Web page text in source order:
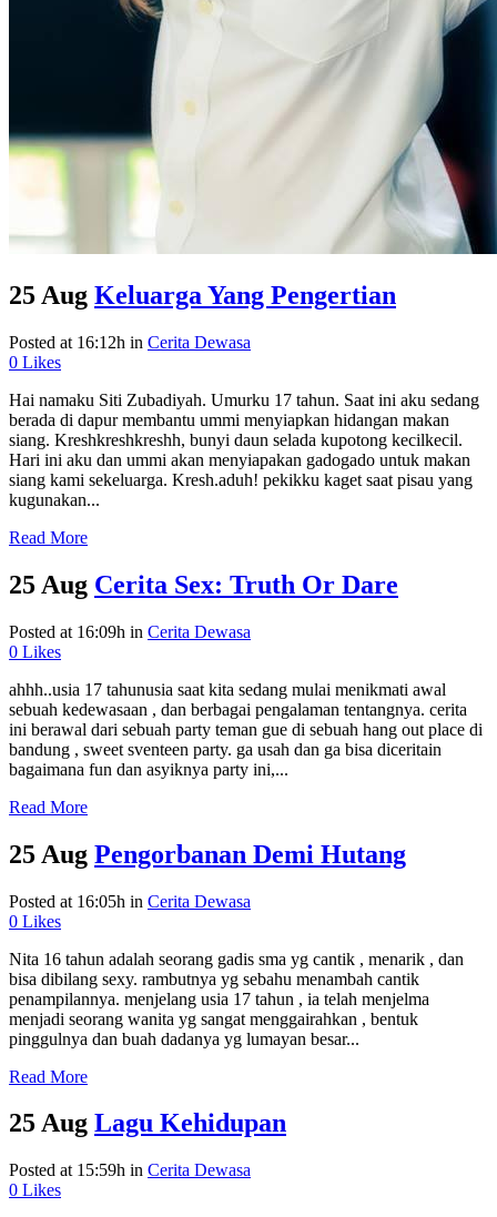
25 Aug Keluarga Yang Pengertian
Posted at 16:12h in Cerita Dewasa
0 Likes
Hai namaku Siti Zubadiyah. Umurku 17 tahun. Saat ini aku sedang
berada di dapur membantu ummi menyiapkan hidangan makan
siang. Kreshkreshkreshh, bunyi daun selada kupotong kecilkecil.
Hari ini aku dan ummi akan menyiapakan gadogado untuk makan
siang kami sekeluarga. Kresh.aduh! pekikku kaget saat pisau yang
kugunakan...
Read More
25 Aug Cerita Sex: Truth Or Dare
Posted at 16:09h in Cerita Dewasa
0 Likes
ahhh..usia 17 tahunusia saat kita sedang mulai menikmati awal
sebuah kedewasaan , dan berbagai pengalaman tentangnya. cerita
ini berawal dari sebuah party teman gue di sebuah hang out place di
bandung , sweet sventeen party. ga usah dan ga bisa diceritain
bagaimana fun dan asyiknya party ini,...
Read More
25 Aug Pengorbanan Demi Hutang
Posted at 16:05h in Cerita Dewasa
0 Likes
Nita 16 tahun adalah seorang gadis sma yg cantik , menarik , dan
bisa dibilang sexy. rambutnya yg sebahu menambah cantik
penampilannya. menjelang usia 17 tahun , ia telah menjelma
menjadi seorang wanita yg sangat menggairahkan , bentuk
pinggulnya dan buah dadanya yg lumayan besar...
Read More
25 Aug Lagu Kehidupan
Posted at 15:59h in Cerita Dewasa
0 Likes